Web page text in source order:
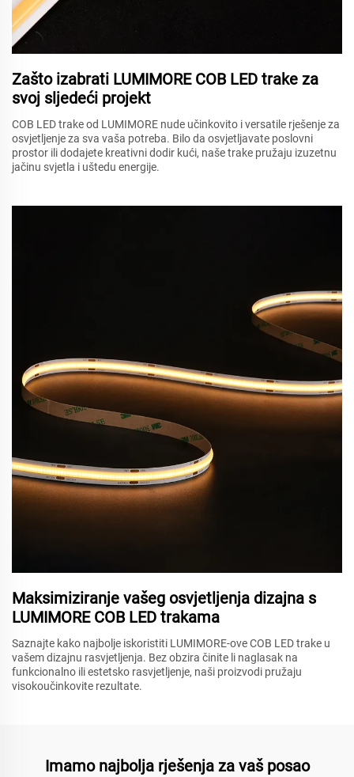
Zašto izabrati LUMIMORE COB LED trake za
svoj sljedeći projekt
COB LED trake od LUMIMORE nude učinkovito i versatile rješenje za
osvjetljenje za sva vaša potreba. Bilo da osvjetljavate poslovni
prostor ili dodajete kreativni dodir kući, naše trake pružaju izuzetnu
jačinu svjetla i uštedu energije.
Maksimiziranje vašeg osvjetljenja dizajna s
LUMIMORE COB LED trakama
Saznajte kako najbolje iskoristiti LUMIMORE-ove COB LED trake u
vašem dizajnu rasvjetljenja. Bez obzira činite li naglasak na
funkcionalno ili estetsko rasvjetljenje, naši proizvodi pružaju
visokoučinkovite rezultate.
Imamo najbolja rješenja za vaš posao